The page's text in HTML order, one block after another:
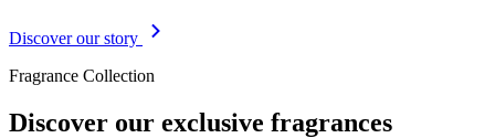
Discover our story
Fragrance Collection
Discover our exclusive fragrances